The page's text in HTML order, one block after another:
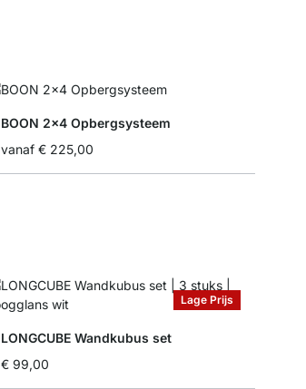
BOON 2x4 Opbergsysteem
vanaf € 225,00
Lage Prijs
LONGCUBE Wandkubus set
€ 99,00